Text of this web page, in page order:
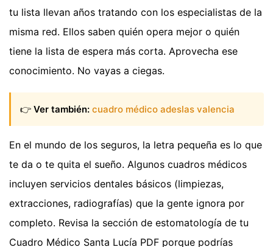
tu lista llevan años tratando con los especialistas de la
misma red. Ellos saben quién opera mejor o quién
tiene la lista de espera más corta. Aprovecha ese
conocimiento. No vayas a ciegas.
👉 Ver también: cuadro médico adeslas valencia
En el mundo de los seguros, la letra pequeña es lo que
te da o te quita el sueño. Algunos cuadros médicos
incluyen servicios dentales básicos (limpiezas,
extracciones, radiografías) que la gente ignora por
completo. Revisa la sección de estomatología de tu
Cuadro Médico Santa Lucía PDF porque podrías